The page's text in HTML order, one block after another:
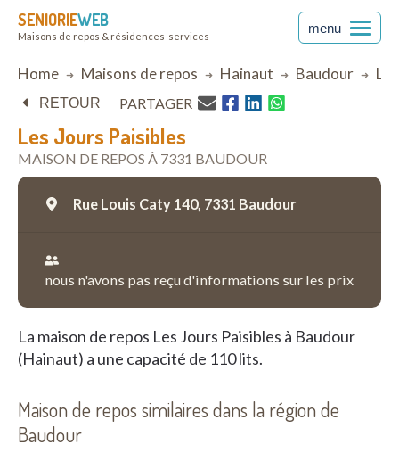
SENIORIEWEB
Maisons de repos & résidences-services
menu
Breadcrumb
Home Maisons de repos Hainaut Baudour
Les Jours Paisibles
MAISON DE REPOS À 7331 BAUDOUR
RETOUR PARTAGER
Rue Louis Caty 140, 7331 Baudour
nous n'avons pas reçu d'informations sur les prix
La maison de repos Les Jours Paisibles à Baudour
(Hainaut) a une capacité de 110 lits.
Maison de repos similaires dans la région de
Baudour